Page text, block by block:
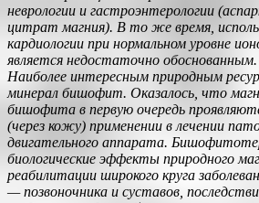
неврологии и гастроэнтерологии
цитрат магния). В то же время,
кардиологии при нормальном уровне
является недостаточно обоснованным.
Наиболее интересным природным
минерал бишофит. Оказалось, что
бишофита в первую очередь
(через кожу) применении в лечении
двигательного аппарата.
биологические эффекты природного
реабилитации широкого круга
— позвоночника и суставов,